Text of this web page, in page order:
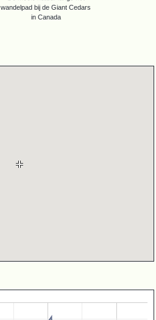
wandelpad bij de Giant Cedars
in Canada